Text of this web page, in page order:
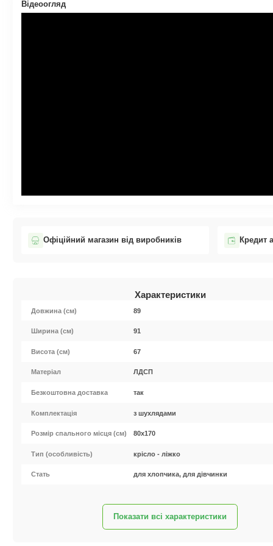
Відеоогляд
Офіційний магазин від виробників Кредит
Характеристики
Довжина (см) 89
Ширина (см) 91
Висота (см) 67
Матеріал ЛДСП
Безкоштовна доставка так
Комплектація з шухлядами
Розмір спального місця (см) 80x170
Тип (особливість) крісло - ліжко
Стать для хлопчика, для дівчинки
Показати всі характеристики